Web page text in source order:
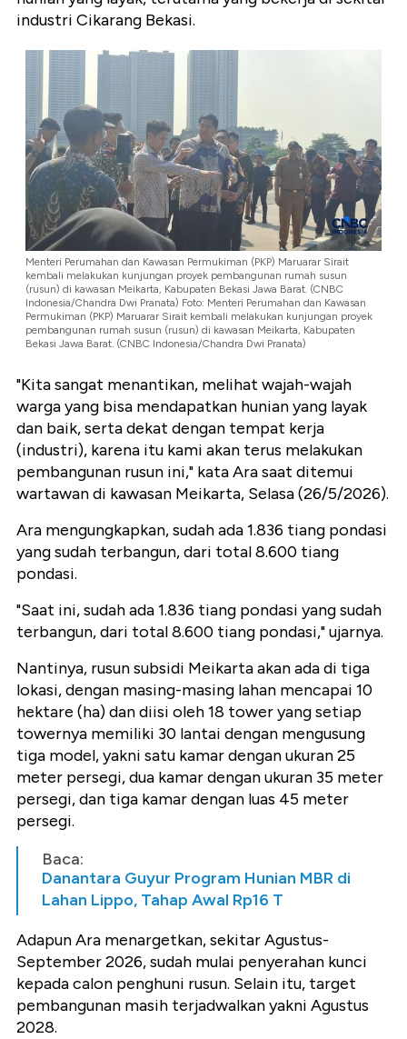
industri Cikarang Bekasi.
Menteri Perumahan dan Kawasan Permukiman (PKP) Maruarar Sirait
kembali melakukan kunjungan proyek pembangunan rumah susun
(rusun) di kawasan Meikarta, Kabupaten Bekasi Jawa Barat. (CNBC
Indonesia/Chandra Dwi Pranata) Foto: Menteri Perumahan dan Kawasan
Permukiman (PKP) Maruarar Sirait kembali melakukan kunjungan proyek
pembangunan rumah susun (rusun) di kawasan Meikarta, Kabupaten
Bekasi Jawa Barat. (CNBC Indonesia/Chandra Dwi Pranata)
"Kita sangat menantikan, melihat wajah-wajah
warga yang bisa mendapatkan hunian yang layak
dan baik, serta dekat dengan tempat kerja
(industri), karena itu kami akan terus melakukan
pembangunan rusun ini," kata Ara saat ditemui
wartawan di kawasan Meikarta, Selasa (26/5/2026).
Ara mengungkapkan, sudah ada 1.836 tiang pondasi
yang sudah terbangun, dari total 8.600 tiang
pondasi.
"Saat ini, sudah ada 1.836 tiang pondasi yang sudah
terbangun, dari total 8.600 tiang pondasi," ujarnya.
Nantinya, rusun subsidi Meikarta akan ada di tiga
lokasi, dengan masing-masing lahan mencapai 10
hektare (ha) dan diisi oleh 18 tower yang setiap
towernya memiliki 30 lantai dengan mengusung
tiga model, yakni satu kamar dengan ukuran 25
meter persegi, dua kamar dengan ukuran 35 meter
persegi, dan tiga kamar dengan luas 45 meter
persegi.
Baca:
Danantara Guyur Program Hunian MBR di
Lahan Lippo, Tahap Awal Rp16 T
Adapun Ara menargetkan, sekitar Agustus-
September 2026, sudah mulai penyerahan kunci
kepada calon penghuni rusun. Selain itu, target
pembangunan masih terjadwalkan yakni Agustus
2028.